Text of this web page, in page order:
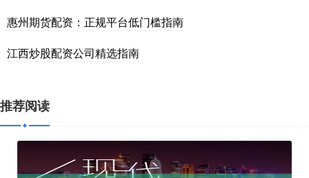
惠州期货配资：正规平台低门槛指南
江西炒股配资公司精选指南
推荐阅读